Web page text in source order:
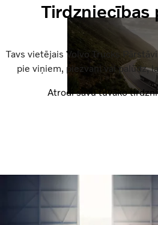
Tirdzniecības
Tavs vietējais Volvo Trucks
pie viņiem, piezvani vai palūdz,
Atrodi savu tuvāko